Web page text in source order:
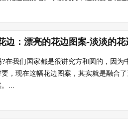
边：漂亮的花边图案-淡淡的花
在我们国家都是很讲究方和圆的，因
，现在这幅花边图案，其实就是融合
...